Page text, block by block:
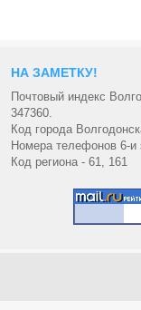
НА ЗАМЕТКУ!
Почтовый индекс
347360.
Код города
Номера телефонов 6-и
Код региона - 61, 161